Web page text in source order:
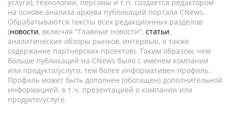
услуги), технологии, персоны и т.п. создается редактором
на основе анализа архива публикаций портала CNews.
Обрабатываются тексты всех редакционных разделов
(новости, включая "Главные новости", статьи,
аналитические обзоры рынков, интервью, а также
содержание партнёрских проектов). Таким образом, чем
больше публикаций на CNews было с именем компании
или продукта/услуги, тем более информативен профиль.
Профиль может быть дополнен (обогащен) дополнительной
информацией, в т.ч. презентацией о компании или
продукте/услуге.